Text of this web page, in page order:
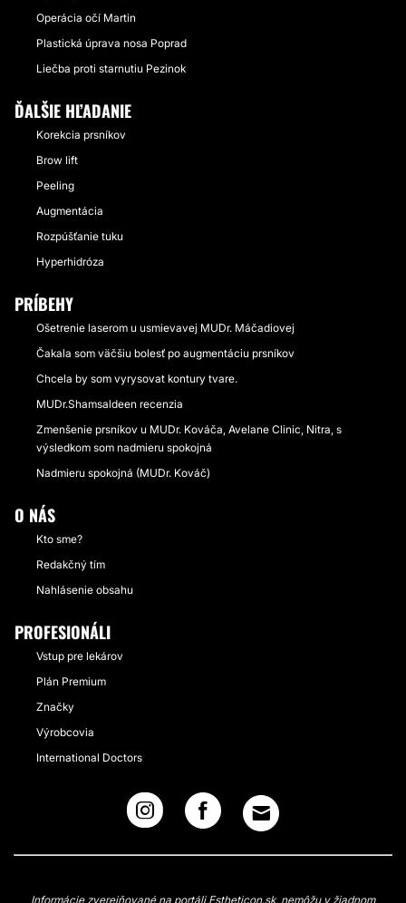
Operácia očí Martin
Plastická úprava nosa Poprad
Liečba proti starnutiu Pezinok
ĎALŠIE HĽADANIE
Korekcia prsníkov
Brow lift
Peeling
Augmentácia
Rozpúšťanie tuku
Hyperhidróza
PRÍBEHY
Ošetrenie laserom u usmievavej MUDr. Máčadiovej
Čakala som väčšiu bolesť po augmentáciu prsníkov
Chcela by som vyrysovat kontury tvare.
MUDr.Shamsaldeen recenzia
Zmenšenie prsníkov u MUDr. Kováča, Avelane Clinic, Nitra, s
výsledkom som nadmieru spokojná
Nadmieru spokojná (MUDr. Kováč)
O NÁS
Kto sme?
Redakčný tím
Nahlásenie obsahu
PROFESIONÁLI
Vstup pre lekárov
Plán Premium
Značky
Výrobcovia
International Doctors
Informácie zverejňované na portáli Estheticon.sk, nemôžu v žiadnom